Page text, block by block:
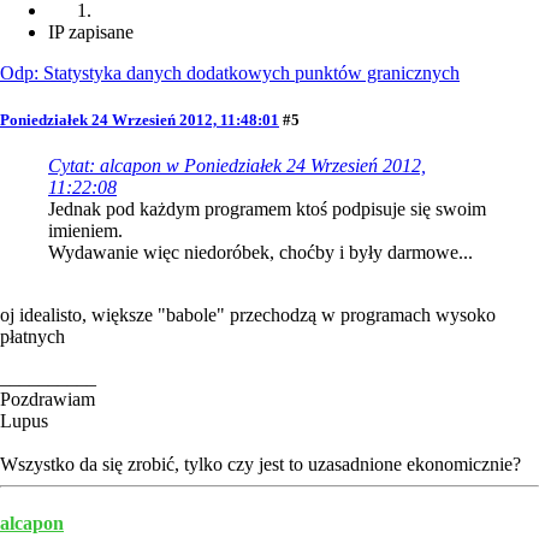
IP zapisane
Odp: Statystyka danych dodatkowych punktów granicznych
Poniedziałek 24 Wrzesień 2012, 11:48:01 #5
Cytat: alcapon w Poniedziałek 24 Wrzesień 2012,
11:22:08
Jednak pod każdym programem ktoś podpisuje się swoim
imieniem.
Wydawanie więc niedoróbek, choćby i były darmowe...
oj idealisto, większe "babole" przechodzą w programach wysoko
płatnych
Pozdrawiam
Lupus
Wszystko da się zrobić, tylko czy jest to uzasadnione ekonomicznie?
alcapon